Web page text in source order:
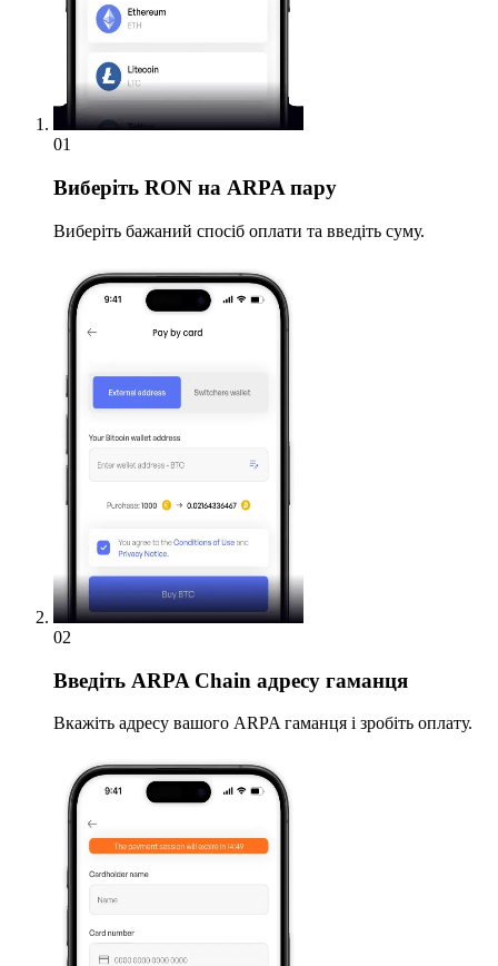
01
Виберіть RON на ARPA пару
Виберіть бажаний спосіб оплати та введіть суму.
02
Введіть ARPA Chain адресу гаманця
Вкажіть адресу вашого ARPA гаманця і зробіть оплату.